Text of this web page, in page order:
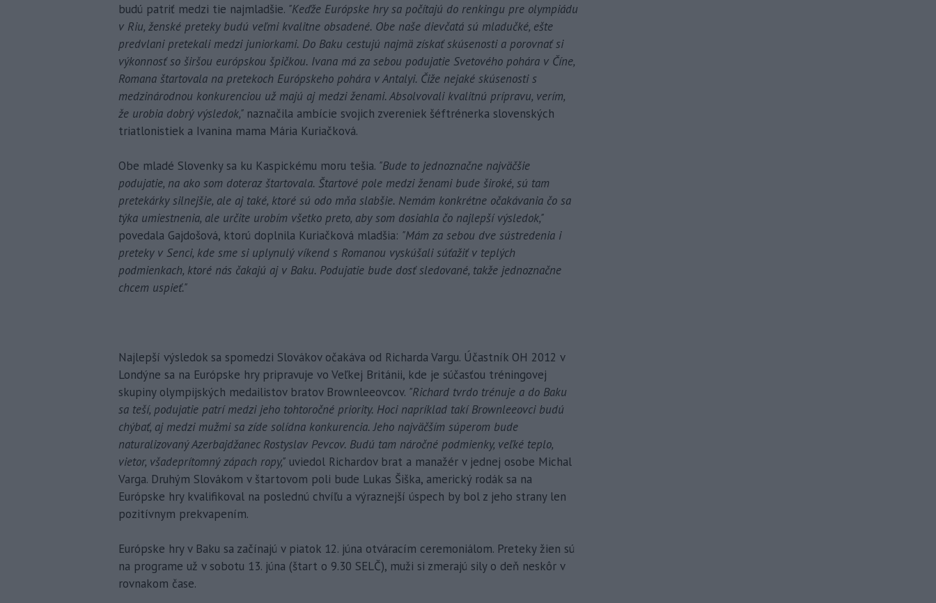
budú patriť medzi tie najmladšie. "Keďže Európske hry sa počítajú do renkingu pre olympiádu
v Riu, ženské preteky budú veľmi kvalitne obsadené. Obe naše dievčatá sú mladučké, ešte
predvlani pretekali medzi juniorkami. Do Baku cestujú najmä získať skúsenosti a porovnať si
výkonnosť so širšou európskou špičkou. Ivana má za sebou podujatie Svetového pohára v Číne,
Romana štartovala na pretekoch Európskeho pohára v Antalyi. Čiže nejaké skúsenosti s
medzinárodnou konkurenciou už majú aj medzi ženami. Absolvovali kvalitnú prípravu, verím,
že urobia dobrý výsledok," naznačila ambície svojich zvereniek šéftrénerka slovenských
triatlonistiek a Ivanina mama Mária Kuriačková.
Obe mladé Slovenky sa ku Kaspickému moru tešia. "Bude to jednoznačne najväčšie
podujatie, na ako som doteraz štartovala. Štartové pole medzi ženami bude široké, sú tam
pretekárky silnejšie, ale aj také, ktoré sú odo mňa slabšie. Nemám konkrétne očakávania čo sa
týka umiestnenia, ale určite urobím všetko preto, aby som dosiahla čo najlepší výsledok,"
povedala Gajdošová, ktorú doplnila Kuriačková mladšia: "Mám za sebou dve sústredenia i
preteky v Senci, kde sme si uplynulý víkend s Romanou vyskúšali súťažiť v teplých
podmienkach, ktoré nás čakajú aj v Baku. Podujatie bude dosť sledované, takže jednoznačne
chcem uspieť."
Najlepší výsledok sa spomedzi Slovákov očakáva od Richarda Vargu. Účastník OH 2012 v
Londýne sa na Európske hry pripravuje vo Veľkej Británii, kde je súčasťou tréningovej
skupiny olympijských medailistov bratov Brownleeovcov. "Richard tvrdo trénuje a do Baku
sa teší, podujatie patrí medzi jeho tohtoročné priority. Hoci napríklad takí Brownleeovci budú
chýbať, aj medzi mužmi sa zíde solídna konkurencia. Jeho najväčším súperom bude
naturalizovaný Azerbajdžanec Rostyslav Pevcov. Budú tam náročné podmienky, veľké teplo,
vietor, všadeprítomný zápach ropy," uviedol Richardov brat a manažér v jednej osobe Michal
Varga. Druhým Slovákom v štartovom poli bude Lukas Šiška, americký rodák sa na
Európske hry kvalifikoval na poslednú chvíľu a výraznejší úspech by bol z jeho strany len
pozitívnym prekvapením.
Európske hry v Baku sa začínajú v piatok 12. júna otváracím ceremoniálom. Preteky žien sú
na programe už v sobotu 13. júna (štart o 9.30 SELČ), muži si zmerajú sily o deň neskôr v
rovnakom čase.